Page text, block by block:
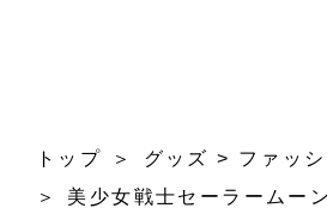
トップ グッズ > ファッ
美少女戦士セーラームー